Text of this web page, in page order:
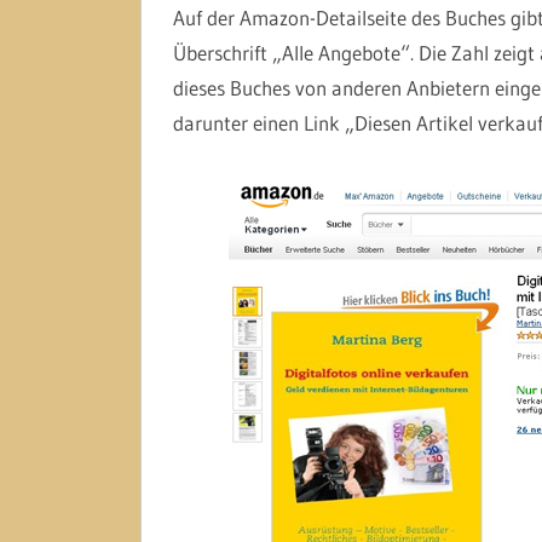
Auf der Amazon-Detailseite des Buches
Überschrift „Alle Angebote“. Die Zahl
dieses Buches von anderen Anbietern
darunter einen Link „Diesen Artikel